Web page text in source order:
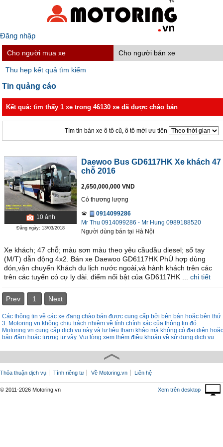
Đăng nhập
Cho người mua xe Cho người bán xe
Thu hẹp kết quả tìm kiếm
Tin quảng cáo
Kết quả: tìm thấy 1 xe trong 46130 xe đã được chào bán
Tìm tin bán xe ô tô cũ, ô tô mới ưu tiên
10ảnh
Đăng ngày: 13/03/2018
Daewoo Bus GD6117HK Xe khách 47
chỗ 2016
2,650,000,000 VND
Có thương lượng
0914099286
Mr Thu 0914099286 - Mr Hung 0989188520
Người dùng bán tại Hà Nội
Xe khách; 47 chỗ; màu sơn màu theo yêu cầudầu diesel; số tay
(M/T) dẫn động 4x2. Bán xe Daewoo GD6117HK PhÙ hợp dùng
đón,vận chuyển Khách du lịch nước ngoài,và hành khách trên các
trên các tuyến có cự ly dài. điểm nổi bật của GD6117HK ...
chi tiết
Prev 1 Next
Các thông tin về các xe đang chào bán được cung cấp bởi bên bán hoặc bên thứ
3. Motoring.vn không chịu trách nhiệm về tính chính xác của thông tin đó.
Motoring.vn cung cấp dịch vụ này và tư liệu tham khảo mà không có đại diên hoặc
bảo đảm hoặc tương tư vậy. Vui lòng xem thêm điều khoản về sử dụng dịch vụ
Thỏa thuận dịch vụ Tính riêng tư Về Motoring.vn Liên hệ
© 2011-2026 Motoring.vn Xem trên desktop